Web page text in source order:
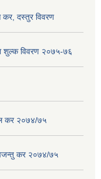
दस्तुर विवरण
शुल्क विवरण २०७५-७६
कर २०७४/७५
कर २०७४/७५